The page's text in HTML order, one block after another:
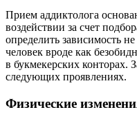
Прием аддиктолога
воздействии за счет
определить зависимость
человек вроде как
в букмекерских конторах.
следующих проявлениях.
Физические